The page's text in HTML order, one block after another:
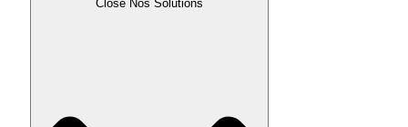
Close Nos Solutions